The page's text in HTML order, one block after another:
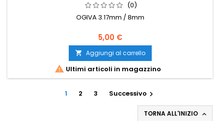
(0)
OGIVA 3.17mm / 8mm
5,00 €
 Aggiungi al carrello
 Ultimi articoli in magazzino
1 2 3 Successivo 
TORNA ALL'INIZIO 